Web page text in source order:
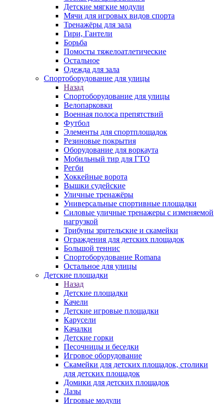
Детские мягкие модули
Мячи для игровых видов спорта
Тренажёры для зала
Гири, Гантели
Борьба
Помосты тяжелоатлетические
Остальное
Одежда для зала
Спортоборудование для улицы
Назад
Спортоборудование для улицы
Велопарковки
Военная полоса препятствий
Футбол
Элементы для спортплощадок
Резиновые покрытия
Оборудование для воркаута
Мобильный тир для ГТО
Регби
Хоккейные ворота
Вышки судейские
Уличные тренажёры
Универсальные спортивные площадки
Силовые уличные тренажеры с изменяемой
нагрузкой
Трибуны зрительские и скамейки
Ограждения для детских площадок
Большой теннис
Спортоборудование Romana
Остальное для улицы
Детские площадки
Назад
Детские площадки
Качели
Детские игровые площадки
Карусели
Качалки
Детские горки
Песочницы и беседки
Игровое оборудование
Скамейки для детских площадок, столики
для детских площадок
Домики для детских площадок
Лазы
Игровые модули